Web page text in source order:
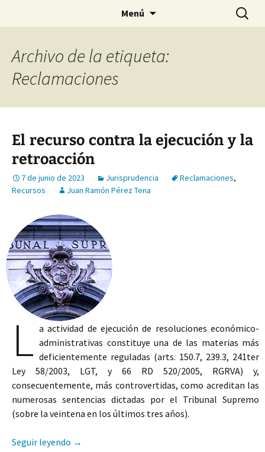
Menú Buscar:
Archivo de la etiqueta:
Reclamaciones
El recurso contra la ejecución y la
retroacción
7 de junio de 2023 Jurisprudencia Reclamaciones,
Recursos
Juan Ramón Pérez Tena
L a actividad de ejecución de resoluciones económico-
administrativas constituye una de las materias más
deficientemente reguladas (arts. 150.7, 239.3, 241ter
Ley 58/2003, LGT, y 66 RD 520/2005, RGRVA) y,
consecuentemente, más controvertidas, como acreditan las
numerosas sentencias dictadas por el Tribunal Supremo
(sobre la veintena en los últimos tres años).
Seguir leyendo El recurso contra la ejecución y la retroacción
→